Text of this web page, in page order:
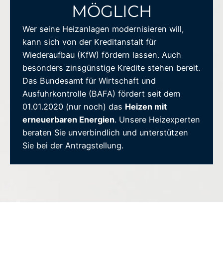
MÖGLICH
Wer seine Heizanlagen modernisieren will,
kann sich von der Kreditanstalt für
Wiederaufbau (KfW) fördern lassen. Auch
besonders zinsgünstige Kredite stehen bereit.
Das Bundesamt für Wirtschaft und
Ausfuhrkontrolle (BAFA) fördert seit dem
01.01.2020 (nur noch) das Heizen mit
erneuerbaren Energien. Unsere Heizexperten
beraten Sie unverbindlich und unterstützen
Sie bei der Antragstellung.